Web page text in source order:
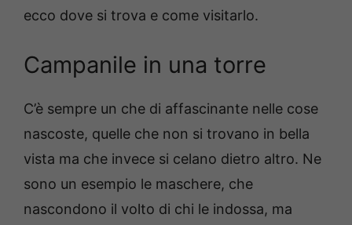
ecco dove si trova e come visitarlo.
Campanile in una torre
C’è sempre un che di affascinante nelle cose
nascoste, quelle che non si trovano in bella
vista ma che invece si celano dietro altro. Ne
sono un esempio le maschere, che
nascondono il volto di chi le indossa, ma